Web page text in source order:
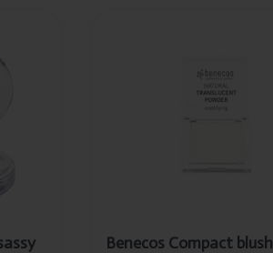
Compact blush
Benecos Compact blush